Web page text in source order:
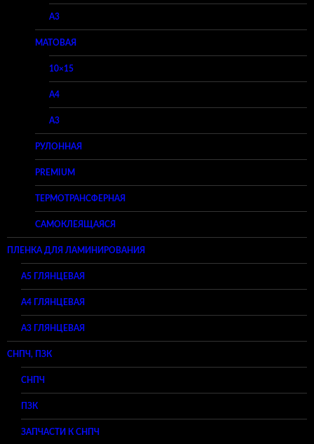
A3
МАТОВАЯ
10×15
A4
A3
РУЛОННАЯ
PREMIUM
ТЕРМОТРАНСФЕРНАЯ
САМОКЛЕЯЩАЯСЯ
ПЛЕНКА ДЛЯ ЛАМИНИРОВАНИЯ
A5 ГЛЯНЦЕВАЯ
А4 ГЛЯНЦЕВАЯ
A3 ГЛЯНЦЕВАЯ
СНПЧ, ПЗК
СНПЧ
ПЗК
ЗАПЧАСТИ К СНПЧ